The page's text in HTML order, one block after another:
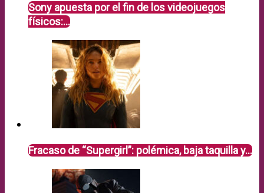
Sony apuesta por el fin de los videojuegos
físicos:…
Fracaso de “Supergirl”: polémica, baja taquilla y…